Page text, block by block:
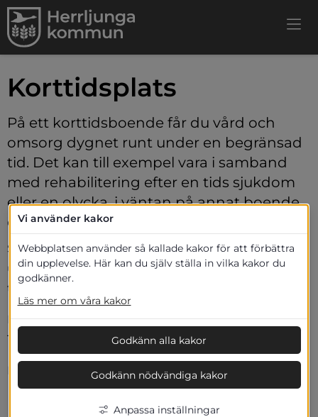
Korttidsplats
På ett korttidsboende får du vård och
omsorg dygnet runt under en begränsad
tid. Det kan till exempel vara i samband
med rehabilitering efter en tids sjukdom
eller en olycka, i väntan på annat boende
eller för att anhöriga ska få avlösning.
Sjuksköterska, fysioterapeut, arbetsterapeut,
undersköterskor och vårdbiträde ansvarar
tillsammans för vården och omsorgen för dig.
I Herrljunga kommun finns korttiden på Sveagatan
18 i Herrljunga.
På korttiden arbetar vi med
rehabilitering och träning
Vi använder kakor
Webbplatsen använder så kallade kakor för att förbättra
din upplevelse. Här kan du själv ställa in vilka kakor du
godkänner.
Läs mer om våra kakor
Godkänn alla kakor
Godkänn nödvändiga kakor
Anpassa inställningar